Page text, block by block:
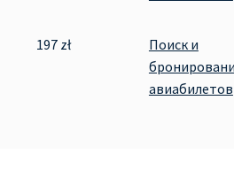
197 zł
Поиск и
авиабилетов